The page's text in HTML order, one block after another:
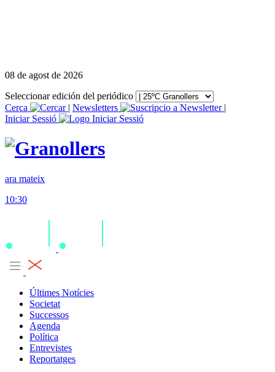
08 de agost de 2026
Seleccionar edición del periódico
Cerca
| Newsletters
|
Iniciar Sessió
ara mateix
10:30
Últimes Notícies
Societat
Successos
Agenda
Política
Entrevistes
Reportatges